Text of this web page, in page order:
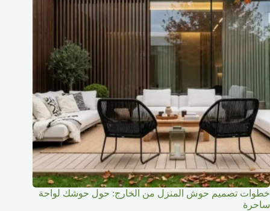
خطوات تصميم حوش المنزل من الخارج: حول حوشك لواحة
ساحرة